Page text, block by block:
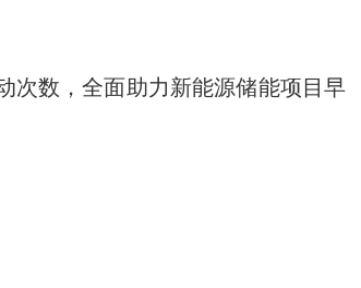
次数，全面助力新能源储能项目早